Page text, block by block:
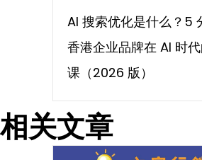
AI 搜索优化是什么？5
香港企业品牌在 AI 时
课（2026 版）
相关文章